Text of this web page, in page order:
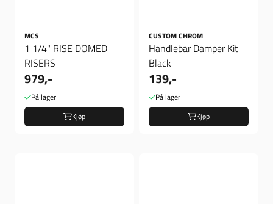
MCS
1 1/4" RISE DOMED
RISERS
979,-
På lager
Kjøp
CUSTOM CHROM
Handlebar Damper Kit
Black
139,-
På lager
Kjøp